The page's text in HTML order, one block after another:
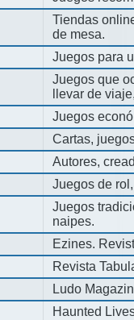
Tiendas
de mesa.
Juegos para
Juegos que
llevar de
Juegos
Cartas,
Autores,
Juegos de
Juegos
naipes.
Ezines.
Revista
Ludo
Haunted